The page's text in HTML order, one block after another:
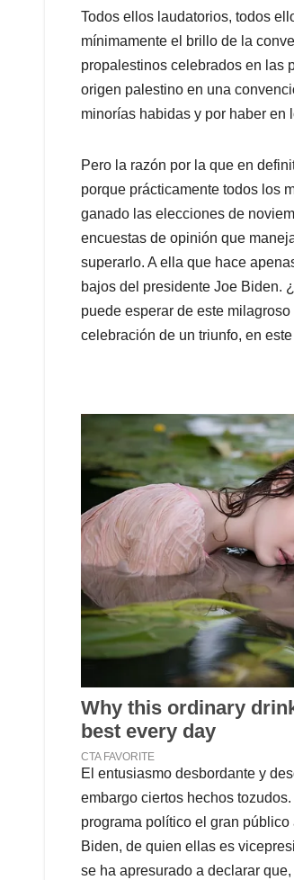
Todos ellos laudatorios, todos
mínimamente el brillo de la
propalestinos celebrados en las
origen palestino en una
minorías habidas y por haber en
Pero la razón por la que en
porque prácticamente todos los
ganado las elecciones de
encuestas de opinión que
superarlo. A ella que hace
bajos del presidente Joe Biden.
puede esperar de este
celebración de un triunfo, en
El entusiasmo desbordante y
embargo ciertos hechos
programa político el gran
Biden, de quien ellas es
se ha apresurado a declarar